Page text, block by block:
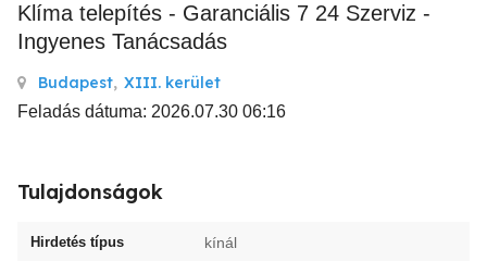
Klíma telepítés - Garanciális 7 24 Szerviz -
Ingyenes Tanácsadás
Budapest, XIII. kerület
Feladás dátuma: 2026.07.30 06:16
Tulajdonságok
Hirdetés típus kínál